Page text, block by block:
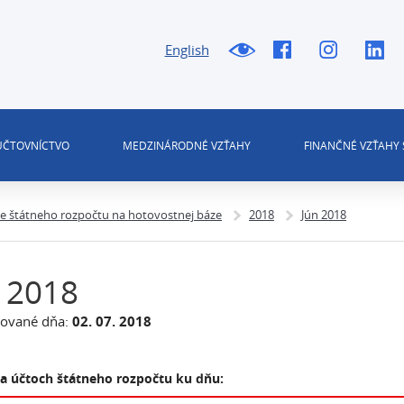
English
MEDZINÁRODNÉ VZŤAHY FINANČNÉ VZŤAHY
štátneho rozpočtu na hotovostnej báze 2018 Jún 2018
2018
dňa: 02. 07. 2018
účtoch štátneho rozpočtu ku dňu: